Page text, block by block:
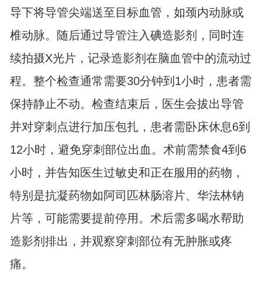
导下将导管尖端送至目标血管，如颈内动脉或
椎动脉。随后通过导管注入碘造影剂，同时连
续拍摄X光片，记录造影剂在脑血管中的流动过
程。整个检查通常需要30分钟到1小时，患者需
保持静止不动。检查结束后，医生会拔出导管
并对穿刺点进行加压包扎，患者需卧床休息6到
12小时，避免穿刺部位出血。术前需禁食4到6
小时，并告知医生过敏史和正在服用的药物，
特别是抗凝药物如阿司匹林肠溶片、华法林钠
片等，可能需要提前停用。术后需多喝水帮助
造影剂排出，并观察穿刺部位有无肿胀或疼
痛。